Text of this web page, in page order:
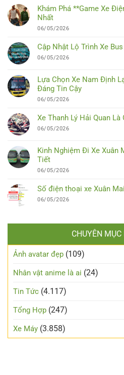
Khám Phá **Game Xe
Nhất
06/05/2026
Cập Nhật Lộ Trình Xe
06/05/2026
Lựa Chọn Xe Nam Định
Đáng Tin Cậy
06/05/2026
Xe Thanh Lý Hải Quan
06/05/2026
Kinh Nghiệm Đi Xe Xuân
Tiết
06/05/2026
Số điện thoại xe Xuân
06/05/2026
CHUYÊN
Ảnh avatar đẹp (109)
Nhân vật anime là ai (24)
Tin Tức (4.117)
Tổng Hợp (247)
Xe Máy (3.858)